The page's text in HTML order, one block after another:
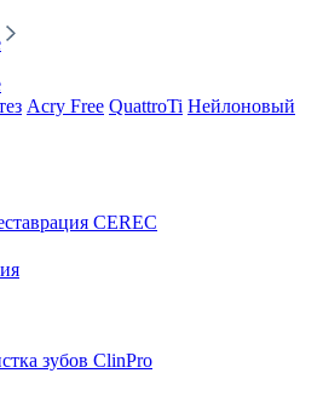
Acry Free QuattroTi Нейлоновый
CEREC
зубов ClinPro